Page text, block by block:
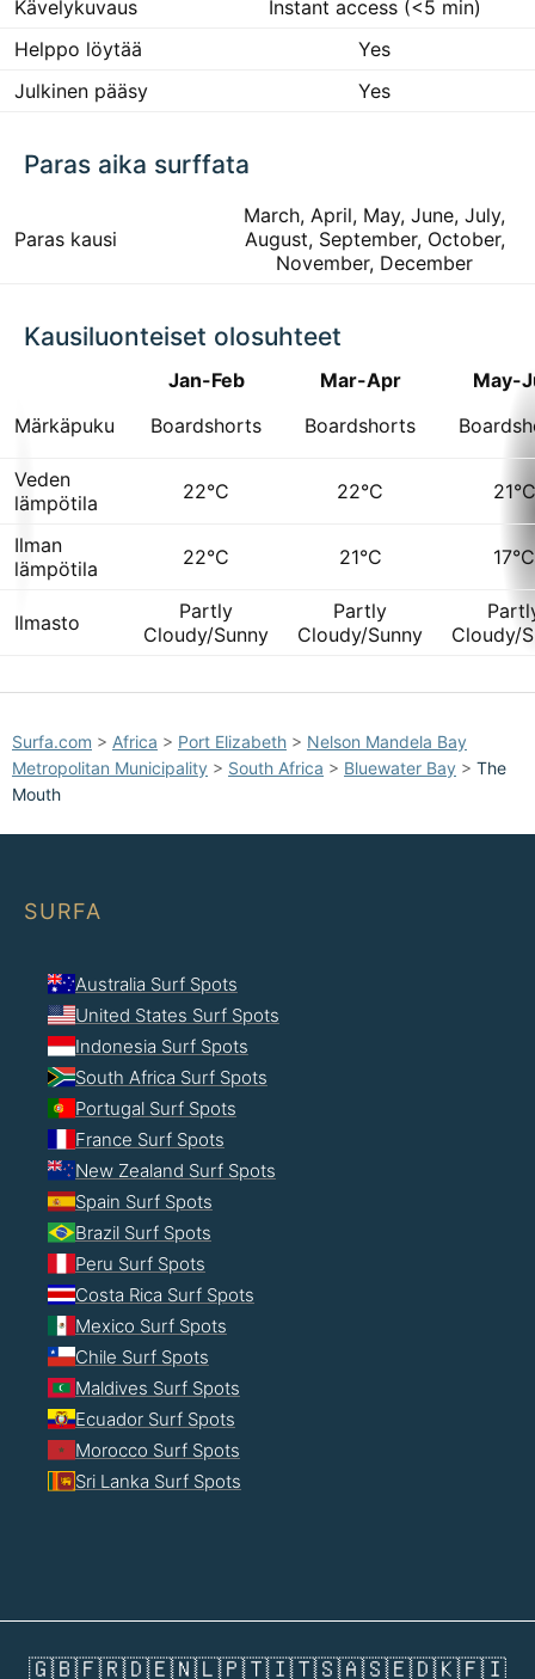
Kävelykuvaus
Instant access (<5 min)
Helppo löytää
Yes
Julkinen pääsy
Yes
Paras aika surffata
Paras kausi
March, April, May, June, July,
August, September, October,
November, December
Kausiluonteiset olosuhteet
Jan-Feb Mar-Apr
May-
Märkäpuku
Boardshorts Boardshorts
Veden
lämpötila
22°C 22°C 21°C
Ilman
lämpötila
22°C 21°C 17°C
Ilmasto
Partly
Cloudy/Sunny
Partly
Cloudy/Sunny
Cloudy/
Surfa.com > Africa > Port Elizabeth > Nelson Mandela Bay
Metropolitan Municipality > South Africa > Bluewater Bay > The
Mouth
SURFA
Australia Surf Spots
United States Surf Spots
Indonesia Surf Spots
South Africa Surf Spots
Portugal Surf Spots
France Surf Spots
New Zealand Surf Spots
Spain Surf Spots
Brazil Surf Spots
Peru Surf Spots
Costa Rica Surf Spots
Mexico Surf Spots
Chile Surf Spots
Maldives Surf Spots
Ecuador Surf Spots
Morocco Surf Spots
Sri Lanka Surf Spots
🇬🇧🇫🇷🇩🇪🇳🇱🇵🇹🇮🇹🇸🇦🇸🇪🇩🇰🇫🇮